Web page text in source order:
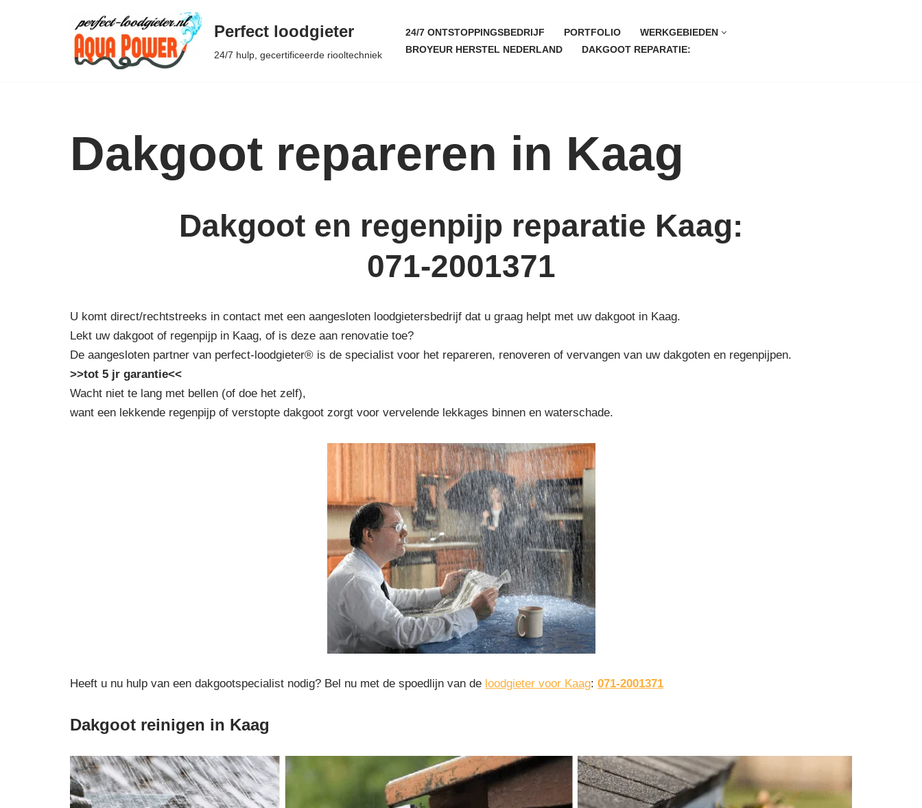
Perfect loodgieter
24/7 hulp, gecertificeerde riooltechniek
24/7 ONTSTOPPINGSBEDRIJF PORTFOLIO
WERKGEBIEDEN
BROYEUR HERSTEL NEDERLAND
DAKGOOT REPARATIE:
Dakgoot repareren in Kaag
Dakgoot en regenpijp reparatie Kaag:
071-2001371
U komt direct/rechtstreeks in contact met een aangesloten loodgietersbedrijf dat u graag helpt met uw dakgoot in Kaag.
Lekt uw dakgoot of regenpijp in Kaag, of is deze aan renovatie toe?
De aangesloten partner van perfect-loodgieter® is de specialist voor het repareren, renoveren of vervangen van uw dakgoten en regenpijpen.
>>tot 5 jr garantie<<
Wacht niet te lang met bellen (of doe het zelf),
want een lekkende regenpijp of verstopte dakgoot zorgt voor vervelende lekkages binnen en waterschade.
Heeft u nu hulp van een dakgootspecialist nodig? Bel nu met de spoedlijn van de loodgieter voor Kaag: 071-2001371
Dakgoot reinigen in Kaag